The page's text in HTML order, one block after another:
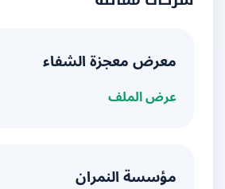
معرض معجزة الشفاء
عرض الملف
مؤسسة النمران